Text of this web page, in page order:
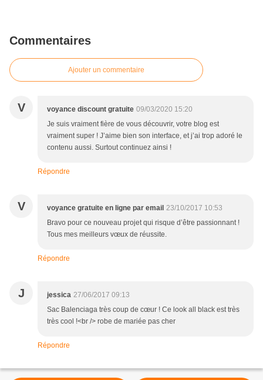
Commentaires
Ajouter un commentaire
V voyance discount gratuite 09/03/2020 15:20
Je suis vraiment fière de vous découvrir, votre blog est
vraiment super ! J’aime bien son interface, et j’ai trop adoré le
contenu aussi. Surtout continuez ainsi !
Répondre
V voyance gratuite en ligne par email 23/10/2017 10:53
Bravo pour ce nouveau projet qui risque d’être passionnant !
Tous mes meilleurs vœux de réussite.
Répondre
J jessica 27/06/2017 09:13
Sac Balenciaga très coup de cœur ! Ce look all black est très
très cool !<br /> robe de mariée pas cher
Répondre